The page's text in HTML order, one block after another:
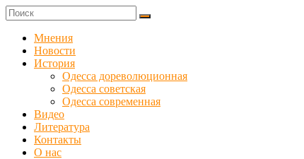
Skip
to
content
Куликовец
Сайт
одесского
сопротивления
Мнения
Новости
История
Одесса дореволюционная
Одесса советская
Одесса современная
Видео
Литература
Контакты
О нас